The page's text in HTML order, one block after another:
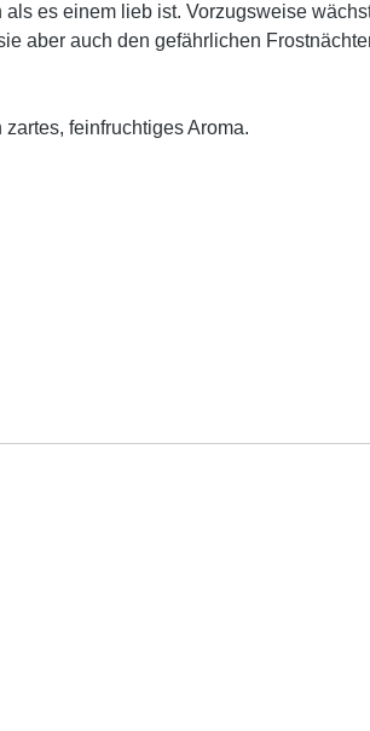
es einem lieb ist. Vorzugsweise
aber auch den gefährlichen
feinfruchtiges Aroma.